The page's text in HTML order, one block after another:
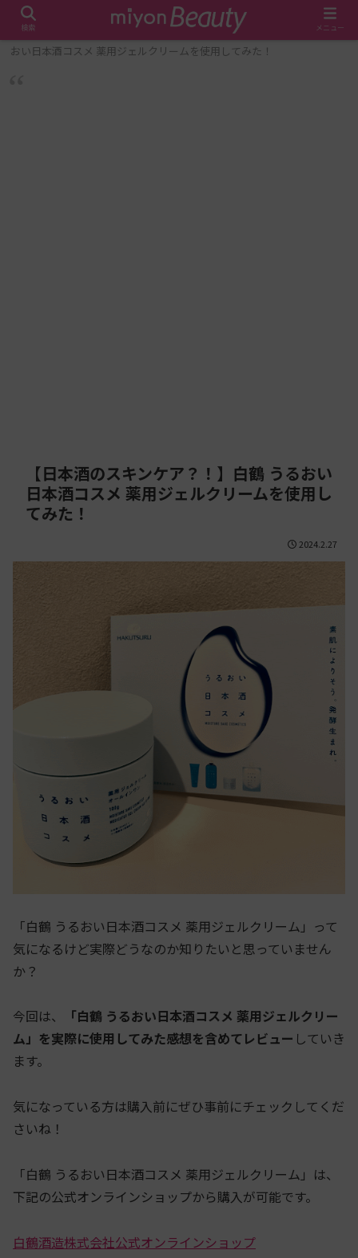
ホーム
【日本酒のスキンケア？！】白鶴 うる
おい日本酒コスメ 薬用ジェルクリームを使用してみた！
【日本酒のスキンケア？！】白鶴 うるおい
日本酒コスメ 薬用ジェルクリームを使用し
てみた！
2024.2.27
「白鶴 うるおい日本酒コスメ 薬用ジェルクリーム」って
気になるけど実際どうなのか知りたいと思っていません
か？
今回は、
「白鶴 うるおい日本酒コスメ 薬用ジェルクリー
ム」を実際に使用してみた感想を含めてレビュー していき
ます。
気になっている方は購入前にぜひ事前にチェックしてくだ
さいね！
「白鶴 うるおい日本酒コスメ 薬用ジェルクリーム」は、
下記の公式オンラインショップから購入が可能です。
白鶴酒造株式会社公式オンラインショップ
検索 メニュー